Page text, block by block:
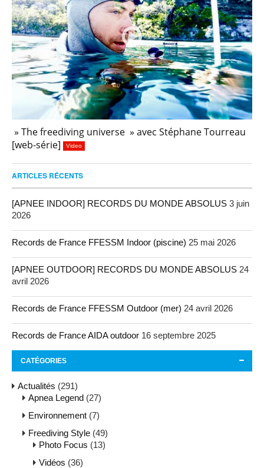
» The freediving universe » avec Stéphane Tourreau
[web-série]
Video
ARTICLES RÉCENTS
[APNEE INDOOR] RECORDS DU MONDE ABSOLUS 3 juin
2026
Records de France FFESSM Indoor (piscine) 25 mai 2026
[APNEE OUTDOOR] RECORDS DU MONDE ABSOLUS 24
avril 2026
Records de France FFESSM Outdoor (mer) 24 avril 2026
Records de France AIDA outdoor 16 septembre 2025
CATÉGORIES
Actualités (291)
Apnea Legend (27)
Environnement (7)
Freediving Style (49)
Photo Focus (13)
Vidéos (36)